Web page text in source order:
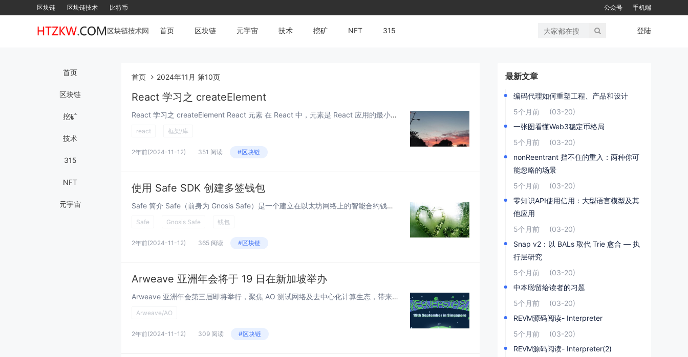
区块链 区块链技术 比特币 公众号 手机端
首页 区块链 元宇宙 技术 挖矿 NFT 315 登陆
首页
区块链
挖矿
技术
315
NFT
元宇宙
首页 2024年11月 第10页
React 学习之 createElement
React 学习之 createElement React 元素 在 React 中，元素是 React 应用的最小构建块。一个 React 元素是 React 对象的一个轻量级、静态的表示。它们被 React 用于知道屏幕上什么应...
react 框架/库
2年前(2024-11-12) 351 阅读 #区块链
使用 Safe SDK 创建多签钱包
Safe 简介 Safe（前身为 Gnosis Safe）是一个建立在以太坊网络上的智能合约钱包平台，专注于提供安全、灵活的数字资产管理解决方案。 Safe 广泛应用于个人资产管理、DAO 治理、企业财务等领域，是目前以太坊生态中最受信赖...
Safe Gnosis Safe 钱包
2年前(2024-11-12) 365 阅读 #区块链
Arweave 亚洲年会将于 19 日在新加坡举办
Arweave 亚洲年会第三届即将举行，聚焦 AO 测试网络及去中心化计算生态，带来深度互动、重要公告和精彩演示。 作者： outprog 审阅：0xmiddle 来源：内容公会 - 新闻 Arweave 亚洲...
Arweave/AO
2年前(2024-11-12) 309 阅读 #区块链
最新文章
编码代理如何重塑工程、产品和设计
5个月前
(03-20)
一张图看懂Web3稳定币格局
5个月前
(03-20)
nonReentrant 挡不住的重入：两种你可
能忽略的场景
5个月前
(03-20)
零知识API使用信用：大型语言模型及其
他应用
5个月前
(03-20)
Snap v2：以 BALs 取代 Trie 愈合 — 执
行层研究
5个月前
(03-20)
中本聪留给读者的习题
5个月前
(03-20)
REVM源码阅读- Interpreter
5个月前
(03-20)
REVM源码阅读- Interpreter(2)